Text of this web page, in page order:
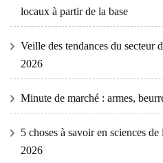
locaux à partir de la base
Veille des tendances du secteur
2026
Minute de marché : armes,
5 choses à savoir en sciences
2026